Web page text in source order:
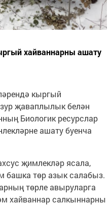
хайваннарны ашату
кыргый
җаваплылык белән
Биологик ресурслар
ашату буенча
җимлекләр ясала,
башка төр азык салабыз.
төрле авыруларга
хайваннар салкыннарны